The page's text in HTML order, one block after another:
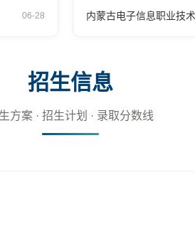
06-28 内蒙古电子信息职业技
招生信息
方案 · 招生计划 · 录取分数线